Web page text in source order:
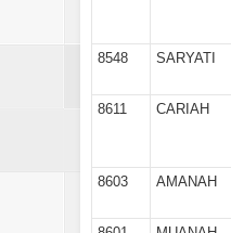
8548
SARYATI
8611
CARIAH
8603
AMANAH